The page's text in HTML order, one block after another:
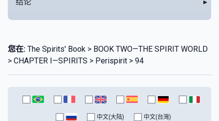
您在: The Spirits' Book > BOOK TWO—THE SPIRIT WORLD
> CHAPTER I—SPIRITS > Perispirit > 94
中文(大陆) 中文(台灣)